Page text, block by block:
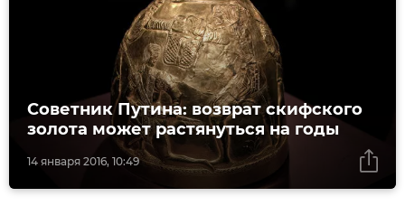
14 января 2016, 10:49
Советник Путина: возврат скифского
золота может растянуться на годы